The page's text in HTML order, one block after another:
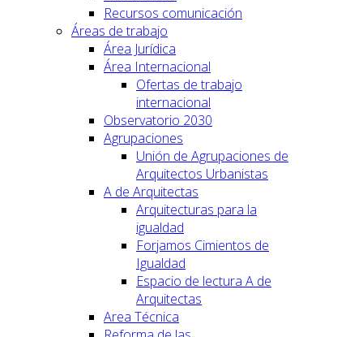
Recursos comunicación
Áreas de trabajo
Área Jurídica
Área Internacional
Ofertas de trabajo
internacional
Observatorio 2030
Agrupaciones
Unión de Agrupaciones de
Arquitectos Urbanistas
A de Arquitectas
Arquitecturas para la
igualdad
Forjamos Cimientos de
Igualdad
Espacio de lectura A de
Arquitectas
Area Técnica